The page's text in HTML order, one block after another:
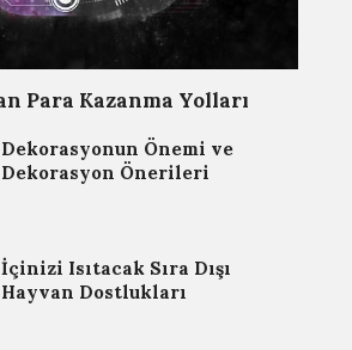
Para Kazanma Yolları
Dekorasyonun Önemi ve
Dekorasyon Önerileri
İçinizi Isıtacak Sıra Dışı
Hayvan Dostlukları